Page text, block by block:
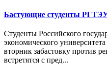
Бастующие студенты
Студенты Российского
экономического
вторник забастовку против
встретятся с пред...